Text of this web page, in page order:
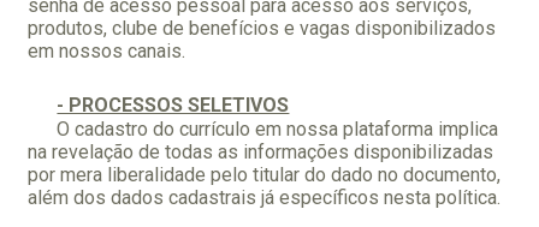
senha de acesso pessoal para acesso aos serviços,
produtos, clube de benefícios e vagas disponibilizados
em nossos canais.
- PROCESSOS SELETIVOS
O cadastro do currículo em nossa plataforma implica
na revelação de todas as informações disponibilizadas
por mera liberalidade pelo titular do dado no documento,
além dos dados cadastrais já específicos nesta política.